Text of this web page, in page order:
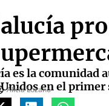
es la comunidad
en el primer
Alicia Lozano